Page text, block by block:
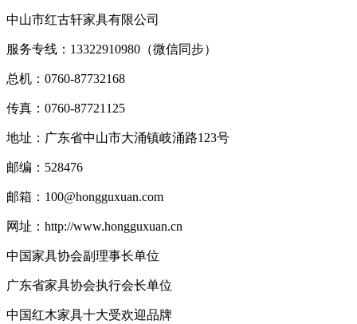
中山市红古轩家具有限公司
服务专线：13322910980（微信同步）
总机：0760-87732168
传真：0760-87721125
地址：广东省中山市大涌镇岐涌路123号
邮编：528476
邮箱：100@hongguxuan.com
网址：http://www.hongguxuan.cn
中国家具协会副理事长单位
广东省家具协会执行会长单位
中国红木家具十大受欢迎品牌